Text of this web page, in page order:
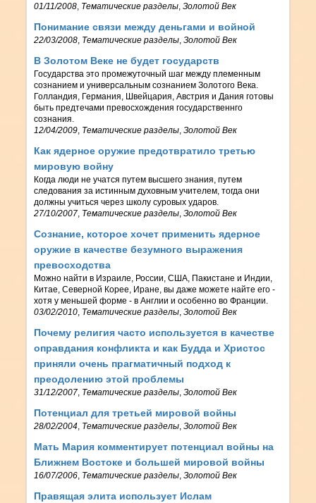
01/11/2008 Тематические разделы ,Золотой Век
Понимание связи между деньгами и войной
22/03/2008 Тематические разделы ,Золотой Век
В Золотом Веке не будет государств
Государства это промежуточный шаг между племенным
сознанием и универсальным сознанием Золотого Века.
Голландия, Германия, Швейцария, Австрия и Дания готовы
быть предтечами превосхождения государственнго
сознания.
12/04/2009 Тематические разделы ,Золотой Век
Как ядерное оружие предотвратило третью
мировую войну
Когда люди не учатся путем высшего знания, путем
следования за истинным духовным учителем, тогда они
должны учиться через школу суровых ударов.
27/10/2007 Тематические разделы ,Золотой Век
Сознание, которое хочет применить ядерное
оружие в качестве безумного выражения
превосходства
Можно найти в Израиле, России, США, Пакистане и Индии,
Китае, Северной Корее, Иране, вы даже можете найте его -
хотя у меньшей форме - в Англии и особенно во Франции.
03/02/2010 Тематические разделы ,Золотой Век
Почему религия часто используется в качестве
оправдания конфликта и как Будда и Христос
приняли очень прагматичный подход к
преодолению этой проблемы
31/12/2007 Тематические разделы ,Золотой Век
Потенциал для третьей мировой войны
28/02/2004 Тематические разделы ,Золотой Век
Мать Мария комментирует потенциал войны на
Ближнем Востоке и большей мировой войны
16/07/2006 Тематические разделы ,Золотой Век
Правящая элита использует Ислам